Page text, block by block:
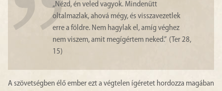
„Nézd, én veled vagyok. Mindenütt
oltalmazlak, ahová mégy, és visszavezetlek
erre a földre. Nem hagylak el, amíg véghez
nem viszem, amit megígértem neked.” (Ter 28,
15)
A szövetségben élő ember ezt a végtelen ígéretet hordozza magában